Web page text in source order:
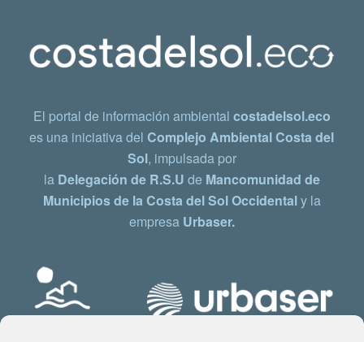
El portal de información ambiental costadelsol.eco
es una iniciativa delComplejo Ambiental Costa del
Sol, impulsada por
la Delegación de R.S.U de Mancomunidad de
Municipios de la Costa del Sol Occidentaly la
empresa Urbaser.